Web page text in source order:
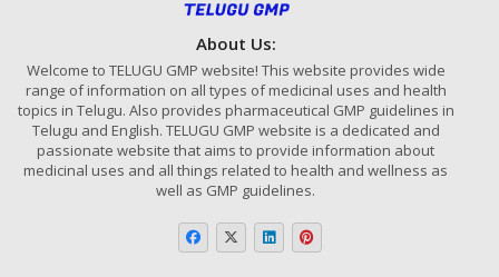
About Us:
Welcome to TELUGU GMP website! This website provides wide
range of information on all types of medicinal uses and health
topics in Telugu. Also provides pharmaceutical GMP guidelines in
Telugu and English. TELUGU GMP website is a dedicated and
passionate website that aims to provide information about
medicinal uses and all things related to health and wellness as
well as GMP guidelines.